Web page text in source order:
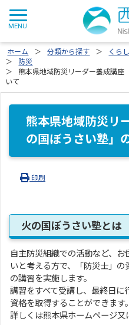
ホーム 分類から探す くら
防災
熊本県地域防災リーダー養成講座
いて
熊本県地域防災リ
の国ぼうさい塾」
印刷
火の国ぼうさい塾とは
自主防災組織での活動など、
いと考える方で、「防災士」
の講習を実施します。
講習をすべて受講し、最終日に
資格を取得することができます。
詳しくは熊本県ホームページ又